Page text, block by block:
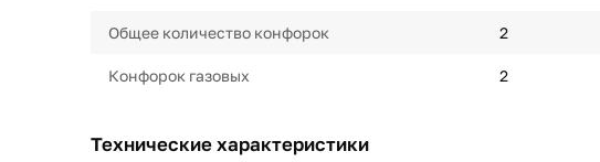
Общее количество конфорок 2
Конфорок газовых 2
Технические характеристики